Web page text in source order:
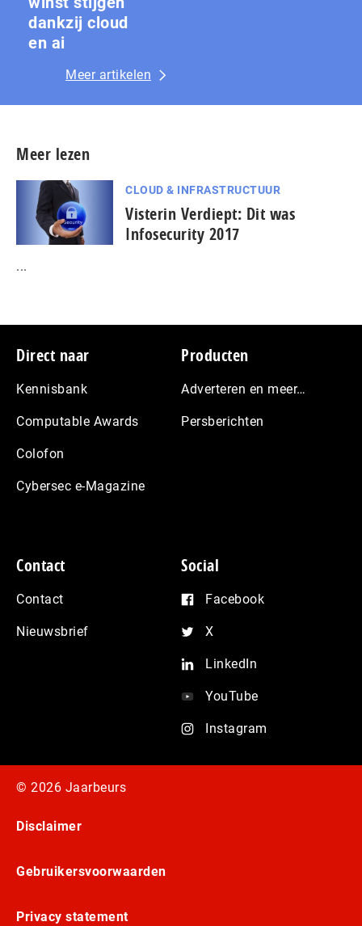
dankzij cloud
en ai
Meer artikelen
Meer lezen
CLOUD & INFRASTRUCTUUR
Visterin Verdiept: Dit was
Infosecurity 2017
...
Footer
Direct naar
Kennisbank
Computable Awards
Colofon
Cybersec e-Magazine
Producten
Adverteren en meer…
Persberichten
Contact
Contact
Nieuwsbrief
Social
Facebook
X
LinkedIn
YouTube
Instagram
© 2026 Jaarbeurs
Disclaimer
Gebruikersvoorwaarden
Privacy statement